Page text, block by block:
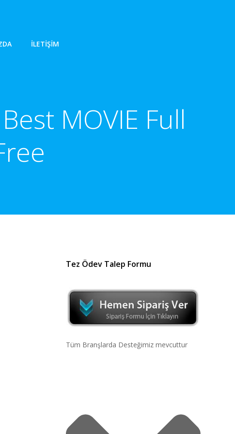
İLETIŞIM
MOVIE Full
Tez Ödev Talep Formu
Tüm Branşlarda Desteğimiz mevcuttur